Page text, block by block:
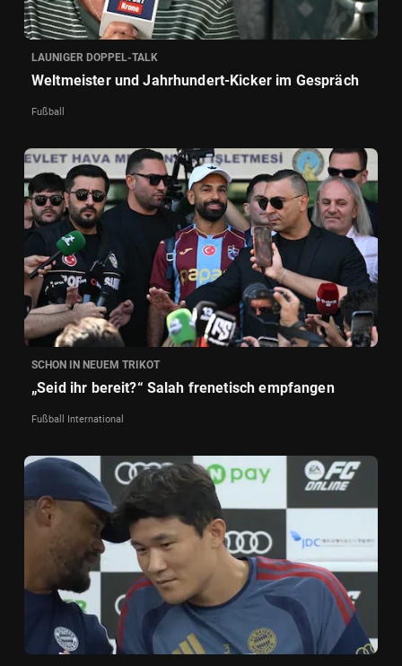
LAUNIGER DOPPEL-TALK
Weltmeister und Jahrhundert-Kicker im Gespräch
Fußball
SCHON IN NEUEM TRIKOT
„Seid ihr bereit?“ Salah frenetisch empfangen
Fußball International